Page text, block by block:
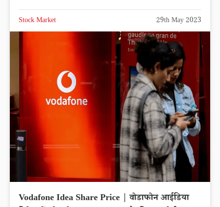
Stock Market 29th May 2023
Vodafone Idea Share Price | वोडाफोन आईडिया